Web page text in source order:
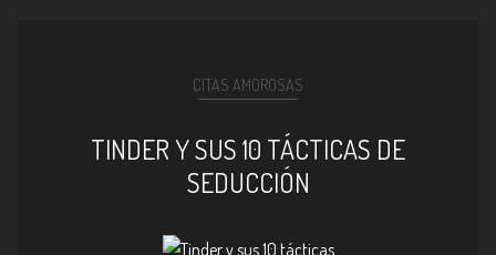
CITAS AMOROSAS
TINDER Y SUS 10 TÁCTICAS DE
SEDUCCIÓN